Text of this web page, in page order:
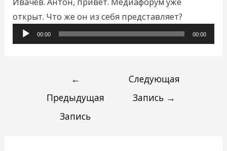
открыт. Что же он из себя представляет?
00:00 00:00
←
Предыдущая
Запись
Следующая
Запись →